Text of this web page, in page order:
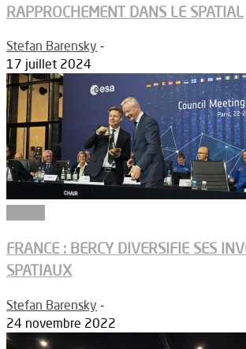
RAPPROCHEMENT DANS LE SPATIAL
Stefan Barensky -
17 juillet 2024
FRANCE : BERCY DIVERSIFIE SES
SPATIAUX
Stefan Barensky -
24 novembre 2022